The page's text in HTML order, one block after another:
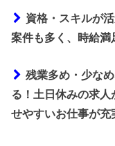
資格・スキルが
案件も多く、時給満
残業多め・少な
る！土日休みの求
せやすいお仕事が充